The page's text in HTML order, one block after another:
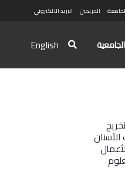
الخريجين البريد الالكتروني
English